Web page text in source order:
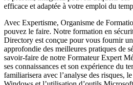
efficace et adaptée à votre emploi du
Avec Expertisme, Organisme de
pouvez le faire. Notre formation en
Directory est conçue pour vous fournir
approfondie des meilleures pratiques de
savoir-faire de notre Formateur Expert
ses connaissances et son expérience du
familiarisera avec l’analyse des risques,